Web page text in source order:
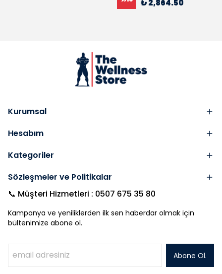
₺ 2,864.50
Kurumsal
Hesabım
Kategoriler
Sözleşmeler ve Politikalar
📞 Müşteri Hizmetleri : 0507 675 35 80
Kampanya ve yeniliklerden ilk sen haberdar olmak için
bültenimize abone ol.
Abone Ol.